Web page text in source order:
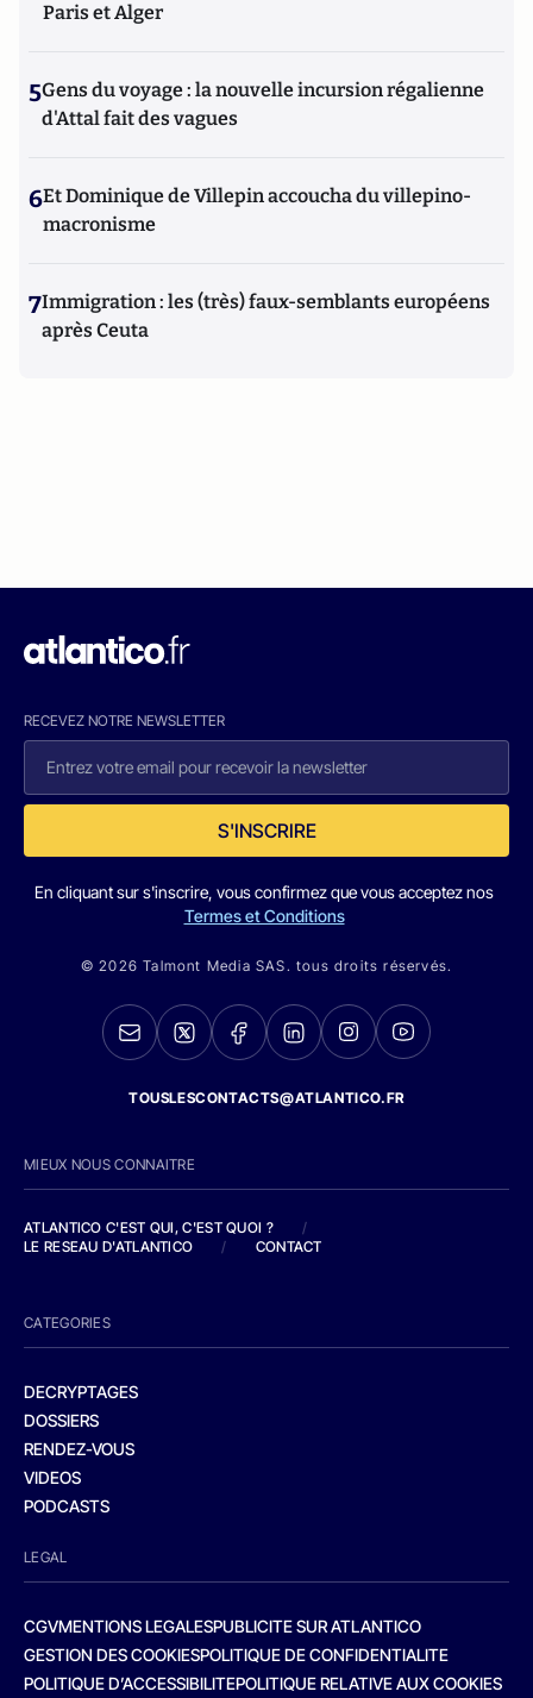
Paris et Alger
5Gens du voyage : la nouvelle incursion régalienne
d'Attal fait des vagues
6Et Dominique de Villepin accoucha du villepino-
macronisme
7Immigration : les (très) faux-semblants européens
après Ceuta
RECEVEZ NOTRE NEWSLETTER
S'INSCRIRE
En cliquant sur s'inscrire, vous confirmez que vous acceptez nos
Termes et Conditions
© 2026 Talmont Media SAS. tous droits réservés.
TOUSLESCONTACTS@ATLANTICO.FR
MIEUX NOUS CONNAITRE
ATLANTICO C'EST QUI, C'EST QUOI ?
/
LE RESEAU D'ATLANTICO
/ CONTACT
CATEGORIES
DECRYPTAGES
DOSSIERS
RENDEZ-VOUS
VIDEOS
PODCASTS
LEGAL
CGVMENTIONS LEGALESPUBLICITE SUR ATLANTICO
GESTION DES COOKIESPOLITIQUE DE CONFIDENTIALITE
POLITIQUE D’ACCESSIBILITEPOLITIQUE RELATIVE AUX COOKIES